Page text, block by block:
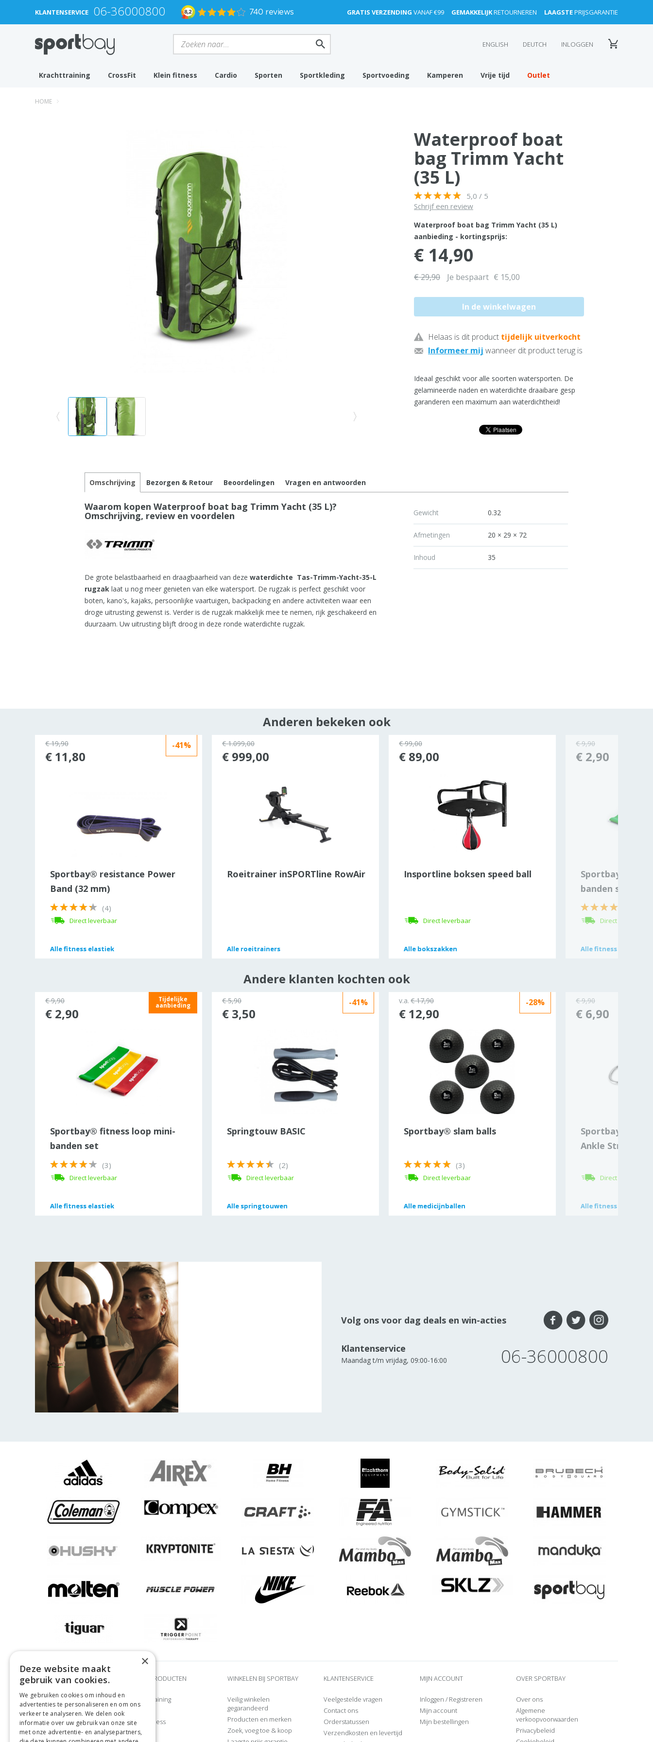
KLANTENSERVICE 06-36000800 GRATIS VERZENDING VANAF €99 GEMAKKELIJKRETOURNEREN LAAGSTEPRIJSGARANTIE
ENGLISH DEUTCH INLOGGEN
Krachttraining CrossFit Klein fitness Cardio Sporten Sportkleding Sportvoeding Kamperen Vrije tijd Outlet
HOME
Waterproof boat
bag Trimm Yacht
(35 L)
5,0 / 5
Schrijf een review
Waterproof boat bag Trimm Yacht (35 L)
aanbieding - kortingsprijs:
€ 14,90
€ 29,90 Je bespaart € 15,00
Helaas is dit product tijdelijk uitverkocht
Informeer mij wanneer dit product terug is
Ideaal geschikt voor alle soorten watersporten. De
gelamineerde naden en waterdichte draaibare gesp
garanderen een maximum aan waterdichtheid!
Omschrijving Bezorgen & Retour Beoordelingen Vragen en antwoorden
Waarom kopen Waterproof boat bag Trimm Yacht (35 L)?
Omschrijving, review en voordelen
De grote belastbaarheid en draagbaarheid van deze waterdichte Tas-Trimm-Yacht-35-L
rugzaklaat u nog meer genieten van elke watersport. De rugzak is perfect geschikt voor
boten, kano's, kajaks, persoonlijke vaartuigen, backpacking en andere activiteiten waar een
droge uitrusting gewenst is. Verder is de rugzak makkelijk mee te nemen, rijk geschakeerd en
duurzaam. Uw uitrusting blijft droog in deze ronde waterdichte rugzak.
Gewicht 0.32
Afmetingen 20 × 29 × 72
Inhoud 35
Anderen bekeken ook
-41%
Sportbay® resistance Power
Band (32 mm)
(4)
Direct leverbaar
Allefitness elastiek
Allefitness elastiek
€ 19,90
€ 11,80
Roeitrainer inSPORTline RowAir
Alle roeitrainers
Alle roeitrainers
€ 1.099,00
€ 999,00
Insportline boksen speed ball
Direct leverbaar
Alle bokszakken
Alle bokszakken
€ 99,00
€ 89,00
Sportbay®
banden set
Direct leverbaar
Allefitness elastiek
Allefitness elastiek
€ 9,90
€ 2,90
Andere klanten kochten ook
Tijdelijke
aanbieding
Sportbay® fitness loop mini-
banden set
(3)
Direct leverbaar
Allefitness elastiek
Allefitness elastiek
€ 9,90
€ 2,90
-41%
Springtouw BASIC
(2)
Direct leverbaar
Alle springtouwen
Alle springtouwen
€ 5,90
€ 3,50
-28%
Sportbay® slam balls
(3)
Direct leverbaar
Alle medicijnballen
Alle medicijnballen
v.a. € 17,90
€ 12,90
Sportbay®
Ankle Straps (2
Direct leverbaar
Allefitness
Allefitness
€ 9,90
€ 6,90
Volg ons voor dag deals en win-acties
Klantenservice
Maandag t/m vrijdag, 09:00-16:00 06-36000800
MERKEN
Adidas
Airex
Craft
Gymstick
ONZE PRODUCTEN
Krachttraining
Klein fitness
Cardio
WINKELEN BIJ SPORTBAY
Veilig winkelen
gegarandeerd
Producten en merken
Zoek, voeg toe & koop
KLANTENSERVICE
Veelgestelde vragen
Contact ons
Orderstatussen
Verzendkosten en levertijd
MIJN ACCOUNT
Inloggen / Registreren
Mijn account
Mijn bestellingen
OVER SPORTBAY
Over ons
Algemene
verkoopvoorwaarden
Privacybeleid
×
Deze website maakt
gebruik van cookies.
We gebruiken cookies om inhoud en
advertenties te personaliseren en om ons
verkeer te analyseren. We delen ook
informatie over uw gebruik van onze site
met onze advertentie- en analysepartners,